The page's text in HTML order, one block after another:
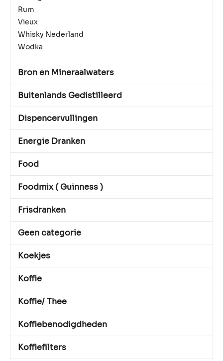
Rum
Vieux
Whisky Nederland
Wodka
Bron en Mineraalwaters
Buitenlands Gedistilleerd
Dispencervullingen
Energie Dranken
Food
Foodmix ( Guinness )
Frisdranken
Geen categorie
Koekjes
Koffie
Koffie/ Thee
Koffiebenodigdheden
Koffiefilters